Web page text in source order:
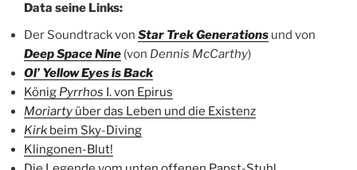
Data seine Links:
Der Soundtrack von Star Trek Generations und von
Deep Space Nine (von Dennis McCarthy)
Ol’ Yellow Eyes is Back
König Pyrrhos I. von Epirus
Moriarty über das Leben und die Existenz
Kirk beim Sky-Diving
Klingonen-Blut!